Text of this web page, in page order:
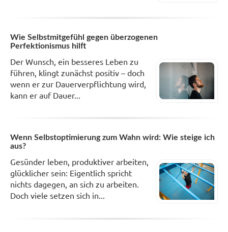
Wie Selbstmitgefühl gegen überzogenen
Perfektionismus hilft
Der Wunsch, ein besseres Leben zu
führen, klingt zunächst positiv – doch
wenn er zur Dauerverpflichtung wird,
kann er auf Dauer...
Wenn Selbstoptimierung zum Wahn wird: Wie steige ich
aus?
Gesünder leben, produktiver arbeiten,
glücklicher sein: Eigentlich spricht
nichts dagegen, an sich zu arbeiten.
Doch viele setzen sich in...